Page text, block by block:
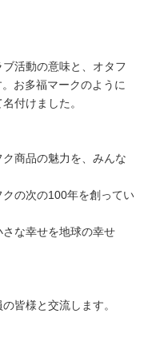
活動の意味と、オタフ
お多福マークのように
付けました。
商品の魅力を、みんな
の次の100年を創ってい
な幸せを地球の幸せ
皆様と交流します。